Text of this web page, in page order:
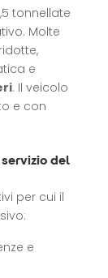
tonnellate
Molte
e
. Il veicolo
e con
del
per cui il
e